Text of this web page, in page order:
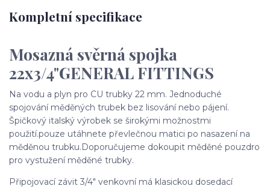
Kompletní specifikace
Mosazná svěrná spojka
22x3/4"GENERAL FITTINGS
Na vodu a plyn pro CU trubky 22 mm. Jednoduché
spojování měděných trubek bez lisování nebo pájení.
Špičkový italský výrobek se širokými možnostmi
použití.pouze utáhnete převlečnou matici po nasazení na
měděnou trubku.Doporučujeme dokoupit měděné pouzdro
pro vystužení měděné trubky.
Připojovací závit 3/4" venkovní má klasickou dosedací